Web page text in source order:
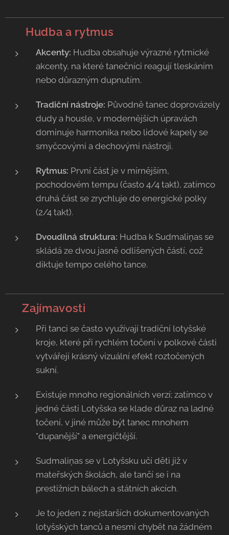
Hudba a rytmus
Akcenty: Hudba obsahuje výrazné rytmické
akcenty, na které tanečníci reagují tleskáním
nebo důrazným dupnutím.
Tradiční nástroje: Původně tanec doprovázely
dudy a housle, v modernějších úpravách
dominuje harmonika nebo lidové kapely se
smyčcovými a dechovými nástroji.
Rytmus: První část je v mírnějším,
pochodovém tempu (často 4/4 takt), zatímco
druhá část se zrychluje do energické polky
(2/4 takt).
Dvoudílná struktura: Hudba k Sudmaliņas se
skládá ze dvou jasně odlišených částí, což
diktuje tempo celého tance.
💡 Zajímavosti
Při tanci se často využívají tradiční lotyšské
kroje, které při rychlém točení v polkové části
vytvářejí krásný vizuální efekt roztočených
sukní.
Existuje mnoho regionálních verzí; zatímco v
jedné části Lotyšska se klade důraz na ladné
točení, v jiné může být tanec mnohem
"dupanější" a energičtější.
Sudmaliņas se v Lotyšsku učí děti již v
mateřských školách, ale tančí se i na
prestižních bálech a státních akcích.
Je to jeden z nejstarších dokumentovaných
lotyšských tanců a nesmí chybět na žádném